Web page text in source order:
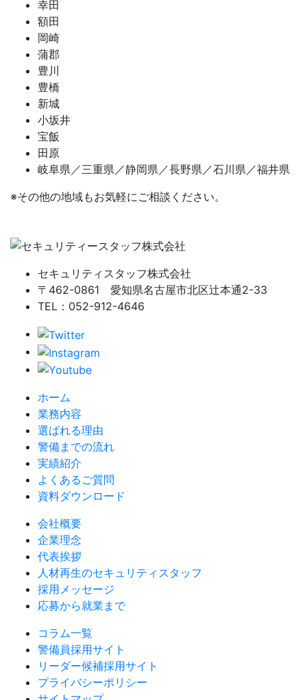
幸田
額田
岡崎
蒲郡
豊川
豊橋
新城
小坂井
宝飯
田原
岐阜県／三重県／静岡県／長野県／石川県／福井県
※その他の地域もお気軽にご相談ください。
セキュリティスタッフ株式会社
〒462-0861 愛知県名古屋市北区辻本通2-33
TEL：052-912-4646
ホーム
業務内容
選ばれる理由
警備までの流れ
実績紹介
よくあるご質問
資料ダウンロード
会社概要
企業理念
代表挨拶
人材再生のセキュリティスタッフ
採用メッセージ
応募から就業まで
コラム一覧
警備員採用サイト
リーダー候補採用サイト
プライバシーポリシー